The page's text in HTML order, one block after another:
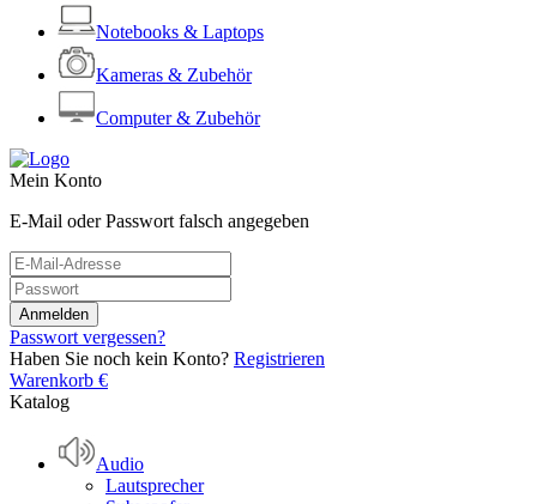
Notebooks & Laptops
Kameras & Zubehör
Computer & Zubehör
Mein Konto
E-Mail oder Passwort falsch angegeben
Passwort vergessen?
Haben Sie noch kein Konto? Registrieren
Warenkorb €
Katalog
Audio
Lautsprecher